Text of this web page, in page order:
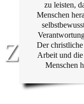
zu leisten,
Menschen
Der
Arbeit und
Menschen